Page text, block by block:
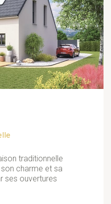
traditionnelle
charme et sa
ses ouvertures